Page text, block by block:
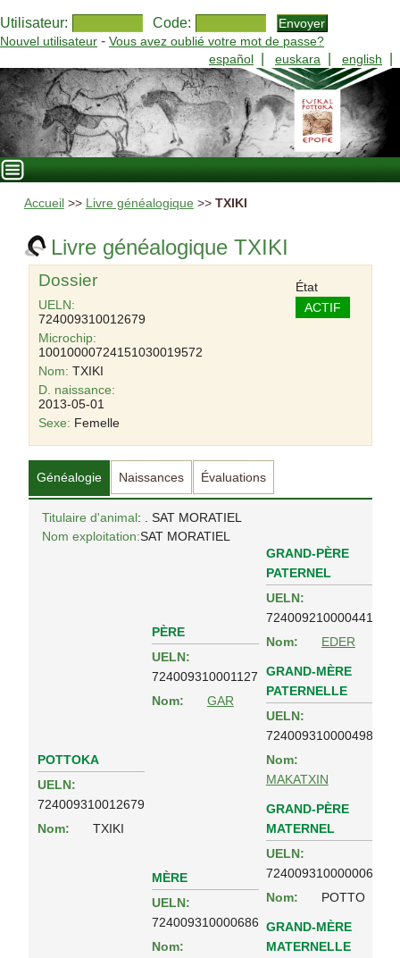
Utilisateur: Code:
Nouvel utilisateur - Vous avez oublié votre mot de passe?
español
euskara english
Accueil >> Livre généalogique >> TXIKI
Livre généalogique TXIKI
Dossier
UELN:
724009310012679
Microchip:
10010000724151030019572
Nom: TXIKI
D. naissance:
2013-05-01
Sexe: Femelle
État
ACTIF
Généalogie Naissances Évaluations
Titulaire d'animal: . SAT MORATIEL
Nom exploitation:SAT MORATIEL
POTTOKA
UELN:
724009310012679
Nom:
TXIKI
PÈRE
UELN:
724009310001127
Nom:
GAR
GRAND-PÈRE
PATERNEL
UELN:
724009210000441
Nom:
EDER
GRAND-MÈRE
PATERNELLE
UELN:
724009310000498
Nom:
MAKATXIN
MÈRE
UELN:
724009310000686
Nom:
GRAND-PÈRE
MATERNEL
UELN:
724009310000006
Nom:
POTTO
GRAND-MÈRE
MATERNELLE